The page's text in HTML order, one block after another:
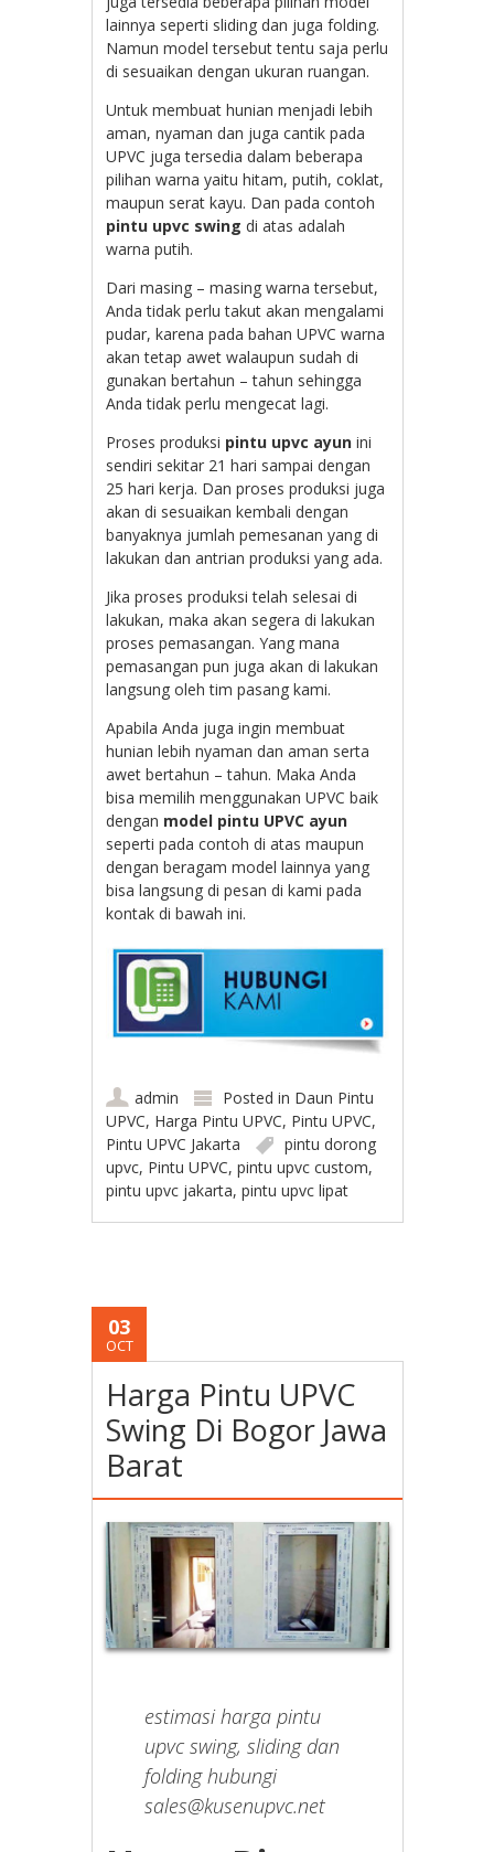
lainnya seperti sliding dan juga folding.
Namun model tersebut tentu saja perlu
di sesuaikan dengan ukuran ruangan.
Untuk membuat hunian menjadi lebih
aman, nyaman dan juga cantik pada
UPVC juga tersedia dalam beberapa
pilihan warna yaitu hitam, putih, coklat,
maupun serat kayu. Dan pada contoh
pintu upvc swing di atas adalah
warna putih.
Dari masing – masing warna tersebut,
Anda tidak perlu takut akan mengalami
pudar, karena pada bahan UPVC warna
akan tetap awet walaupun sudah di
gunakan bertahun – tahun sehingga
Anda tidak perlu mengecat lagi.
Proses produksi pintu upvc ayun ini
sendiri sekitar 21 hari sampai dengan
25 hari kerja. Dan proses produksi juga
akan di sesuaikan kembali dengan
banyaknya jumlah pemesanan yang di
lakukan dan antrian produksi yang ada.
Jika proses produksi telah selesai di
lakukan, maka akan segera di lakukan
proses pemasangan. Yang mana
pemasangan pun juga akan di lakukan
langsung oleh tim pasang kami.
Apabila Anda juga ingin membuat
hunian lebih nyaman dan aman serta
awet bertahun – tahun. Maka Anda
bisa memilih menggunakan UPVC baik
dengan model pintu UPVC ayun
seperti pada contoh di atas maupun
dengan beragam model lainnya yang
bisa langsung di pesan di kami pada
kontak di bawah ini.
admin Posted in Daun Pintu
UPVC, Harga Pintu UPVC, Pintu UPVC,
Pintu UPVC Jakarta
pintu dorong
upvc, Pintu UPVC,pintu upvc custom,
pintu upvc jakarta,pintu upvc lipat
03
OCT
Harga Pintu UPVC
Swing Di Bogor Jawa
Barat
estimasi harga pintu
upvc swing, sliding dan
folding hubungi
sales@kusenupvc.net